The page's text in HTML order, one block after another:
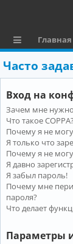
ы
л
к
и
Главная
Часто
Вход на
Зачем мне нужно
Что такое COPPA?
Почему я не
Я только что
Почему я не
Я давно
Я забыл пароль!
Почему мне
пароля?
Что делает
Параметры